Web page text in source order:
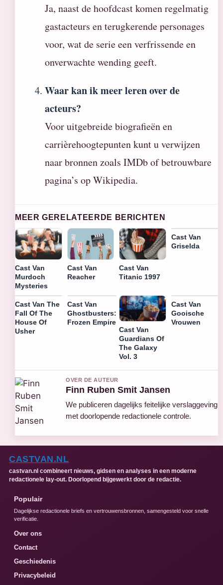
Ja, naast de hoofdcast komen regelmatig
gastacteurs en terugkerende personages
voor, wat de serie een verfrissende en
onverwachte wending geeft.
Waar kan ik meer leren over de
acteurs?
Voor uitgebreide biografieën en
carrièrehoogtepunten kunt u verwijzen
naar bronnen zoals IMDb of betrouwbare
pagina’s op Wikipedia.
MEER GERELATEERDE BERICHTEN
Cast Van
Murdoch
Mysteries
Cast Van
Reacher
Cast Van
Titanic 1997
Cast Van
Griselda
Cast Van The
Fall Of The
House Of
Usher
Cast Van
Ghostbusters:
Frozen Empire
Cast Van
Guardians Of
The Galaxy
Vol. 3
Cast Van
Gooische
Vrouwen
OVER DE AUTEUR
Finn Ruben Smit Jansen
We publiceren dagelijks feitelijke verslaggeving
met doorlopende redactionele controle.
CASTVAN.NL
castvan.nl combineert nieuws, gidsen en analyses in een moderne
redactionele lay-out. Doorlopend bijgewerkt door de redactie.
Populair
Dagelijkse redactionele briefs en vertrouwensbronnen, samengesteld voor snelle
verificatie.
Over ons
Contact
Geschiedenis
Privacybeleid